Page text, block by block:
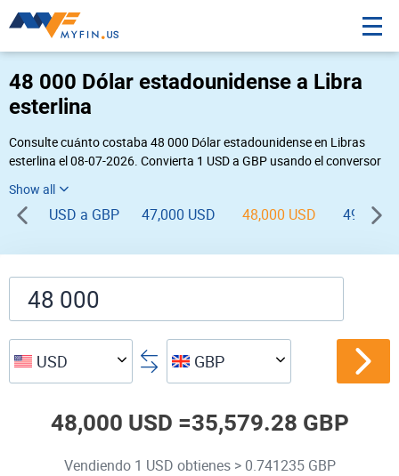
48 000 Dólar estadounidense a Libra
esterlina
Consulte cuánto costaba 48 000 Dólar estadounidense en Libras
esterlina el 08-07-2026. Convierta 1 USD a GBP usando el conversor
vaya a «GBP USD
USD a GBP 47,000 USD 48,000 USD 49,000
USD GBP
48,000 USD =35,579.28 GBP
Vendiendo 1 USD obtienes > 0.741235 GBP